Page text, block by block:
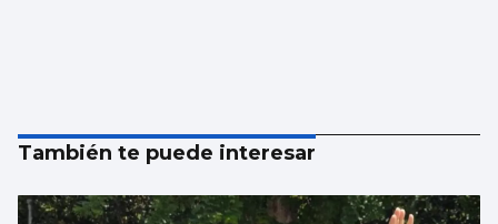
También te puede interesar